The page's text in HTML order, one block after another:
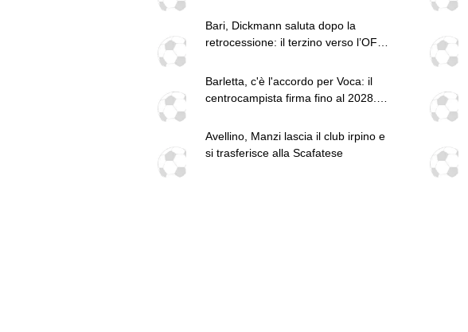
Bari, Dickmann saluta dopo la
retrocessione: il terzino verso l’OFI
Barletta, c'è l'accordo per Voca: il
centrocampista firma fino al 2028.
Avellino, Manzi lascia il club irpino e
si trasferisce alla Scafatese